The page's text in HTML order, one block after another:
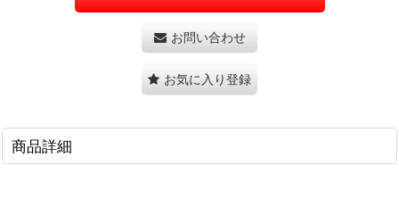
お問い合わせ
お気に入り登録
商品詳細